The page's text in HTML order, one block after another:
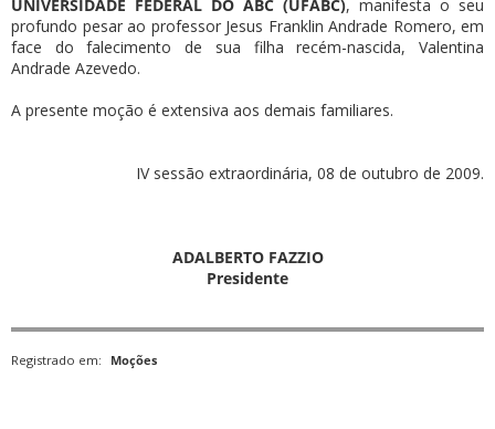
UNIVERSIDADE FEDERAL DO ABC (UFABC), manifesta o seu
profundo pesar ao professor Jesus Franklin Andrade Romero, em
face do falecimento de sua filha recém-nascida, Valentina
Andrade Azevedo.
A presente moção é extensiva aos demais familiares.
IV sessão extraordinária, 08 de outubro de 2009.
ADALBERTO FAZZIO
Presidente
Registrado em: Moções